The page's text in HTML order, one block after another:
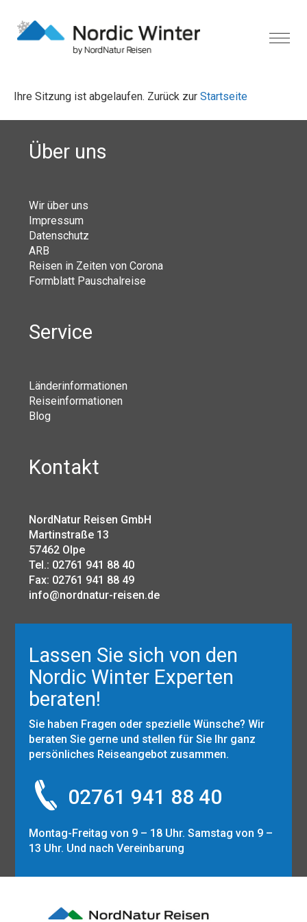
Ihre Sitzung ist abgelaufen. Zurück zur Startseite
Über uns
Wir über uns
Impressum
Datenschutz
ARB
Reisen in Zeiten von Corona
Formblatt Pauschalreise
Service
Länderinformationen
Reiseinformationen
Blog
Kontakt
NordNatur Reisen GmbH
Martinstraße 13
57462 Olpe
Tel.: 02761 941 88 40
Fax: 02761 941 88 49
info@nordnatur-reisen.de
Lassen Sie sich von den
Nordic Winter Experten
beraten!
Sie haben Fragen oder spezielle Wünsche? Wir
beraten Sie gerne und stellen für Sie Ihr ganz
persönliches Reiseangebot zusammen.
02761 941 88 40
Montag-Freitag von 9 – 18 Uhr. Samstag von 9 –
13 Uhr. Und nach Vereinbarung